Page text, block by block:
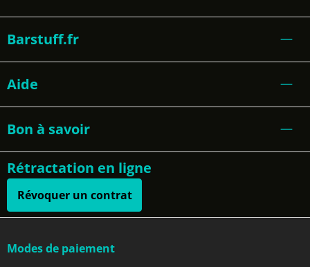
Barstuff.fr
Aide
Bon à savoir
Rétractation en ligne
Révoquer un contrat
Modes de paiement